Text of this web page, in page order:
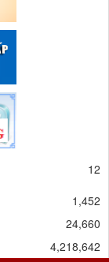
12
1,452
24,660
4,218,642